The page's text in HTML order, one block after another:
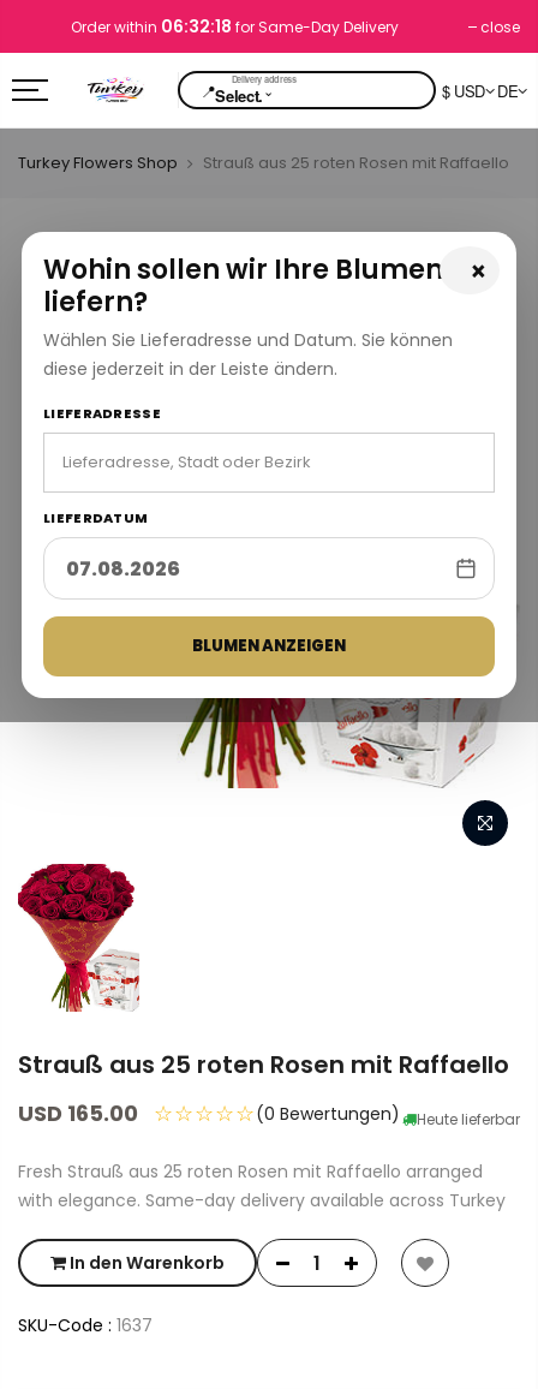
Order within 06:32:18 for Same-Day Delivery close
📍Select.⌄ $ USD DE
×
Wohin sollen wir Ihre Blumen
liefern?
Wählen Sie Lieferadresse und Datum. Sie können
diese jederzeit in der Leiste ändern.
LIEFERADRESSE
LIEFERDATUM
BLUMEN ANZEIGEN
Turkey Flowers Shop Strauß aus 25 roten Rosen mit Raffaello
Strauß aus 25 roten Rosen mit Raffaello
USD 165.00 Heute lieferbar
☆☆☆☆☆(0 Bewertungen)
Fresh Strauß aus 25 roten Rosen mit Raffaello arranged
with elegance. Same-day delivery available across Turkey
In den Warenkorb
SKU-Code : 1637